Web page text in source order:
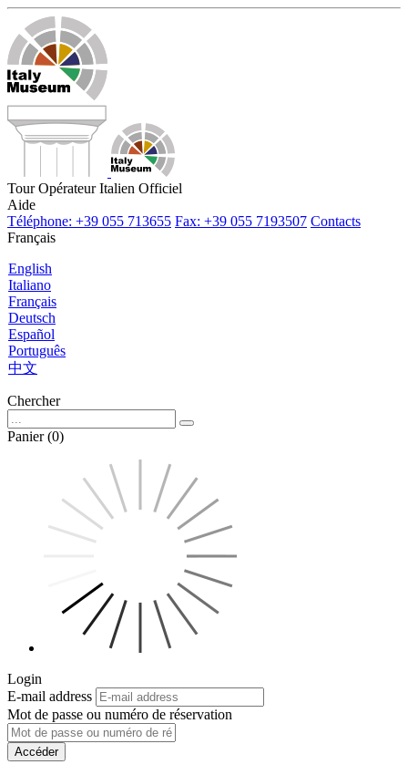
Tour Opérateur Italien Officiel
Aide
Téléphone: +39 055 713655 Fax: +39 055 7193507 Contacts
Français
English
Italiano
Français
Deutsch
Español
Português
中文
Chercher
Panier (0)
Login
E-mail address
Mot de passe ou numéro de réservation
Accéder